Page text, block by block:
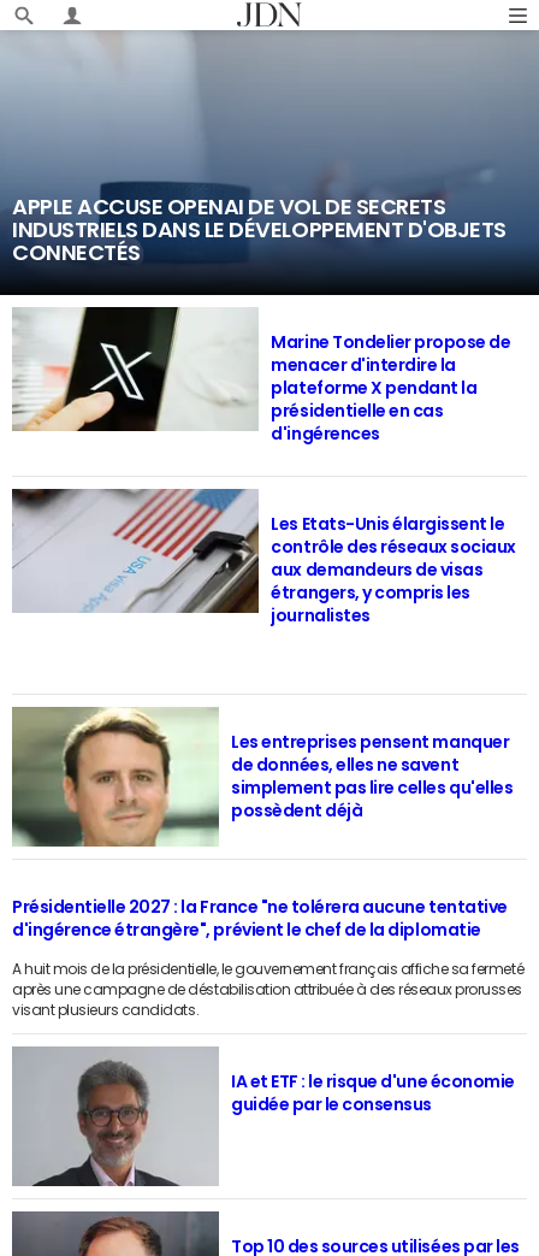
APPLE ACCUSE OPENAI DE VOL DE SECRETS
INDUSTRIELS DANS LE DÉVELOPPEMENT D'OBJETS
CONNECTÉS
Marine Tondelier propose de
menacer d'interdire la
plateforme X pendant la
présidentielle en cas
d'ingérences
Les Etats-Unis élargissent le
contrôle des réseaux sociaux
aux demandeurs de visas
étrangers, y compris les
journalistes
Les entreprises pensent manquer
de données, elles ne savent
simplement pas lire celles qu'elles
possèdent déjà
Présidentielle 2027 : la France "ne tolérera aucune tentative
d'ingérence étrangère", prévient le chef de la diplomatie
A huit mois de la présidentielle, le gouvernement français affiche sa fermeté
après une campagne de déstabilisation attribuée à des réseaux prorusses
visant plusieurs candidats.
IA et ETF : le risque d'une économie
guidée par le consensus
Top 10 des sources utilisées par les